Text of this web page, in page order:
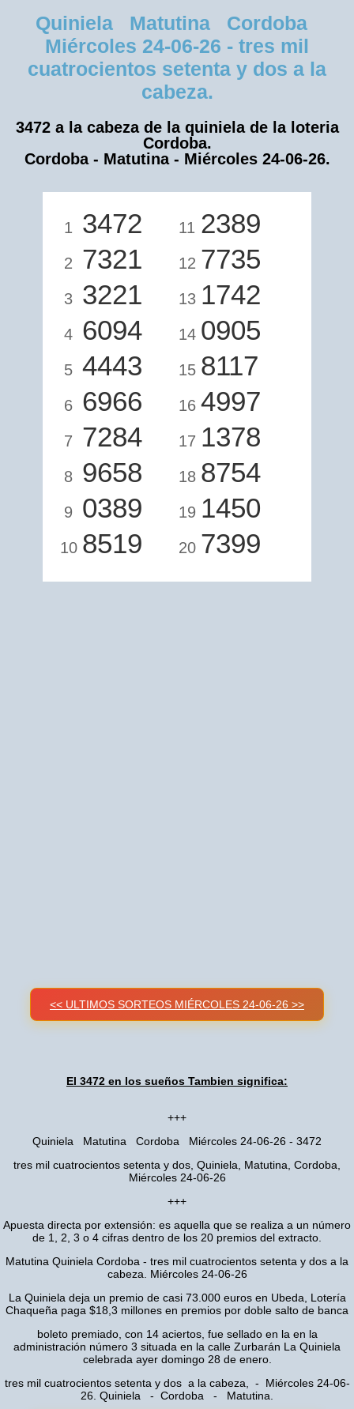
Quiniela Matutina Cordoba
Miércoles 24-06-26 - tres mil
cuatrocientos setenta y dos a la
cabeza.
3472 a la cabeza de la quiniela de la loteria
Cordoba.
Cordoba - Matutina - Miércoles 24-06-26.
1 3472
2 7321
3 3221
4 6094
5 4443
6 6966
7 7284
8 9658
9 0389
10 8519
11 2389
12 7735
13 1742
14 0905
15 8117
16 4997
17 1378
18 8754
19 1450
20 7399
<< ULTIMOS SORTEOS MIÉRCOLES 24-06-26 >>
El 3472 en los sueños Tambien significa:
+++
Quiniela Matutina Cordoba Miércoles 24-06-26 - 3472
tres mil cuatrocientos setenta y dos, Quiniela, Matutina, Cordoba,
Miércoles 24-06-26
+++
Apuesta directa por extensión: es aquella que se realiza a un número
de 1, 2, 3 o 4 cifras dentro de los 20 premios del extracto.
Matutina Quiniela Cordoba - tres mil cuatrocientos setenta y dos a la
cabeza. Miércoles 24-06-26
La Quiniela deja un premio de casi 73.000 euros en Ubeda, Lotería
Chaqueña paga $18,3 millones en premios por doble salto de banca
boleto premiado, con 14 aciertos, fue sellado en la en la
administración número 3 situada en la calle Zurbarán La Quiniela
celebrada ayer domingo 28 de enero.
tres mil cuatrocientos setenta y dos a la cabeza, - Miércoles 24-06-
26. Quiniela - Cordoba - Matutina.